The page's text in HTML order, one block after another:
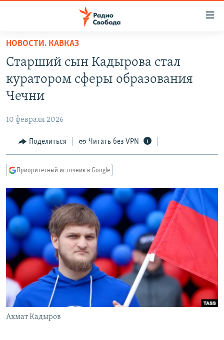
упрощенного
доступа
основному
Вернутся
Вернутся
поиску
ПОДКАСТЫ
АВТОРСКИЕ ПРОЕКТЫ
МНЕНИЯ
КУЛЬТУРА
КАВКАЗ.РЕАЛИИ
СЕВЕР.РЕАЛИИ
СИБИРЬ.РЕАЛИИ
РАСПИСАНИЕ ВЕЩАНИЯ
ПОДПИШИТЕСЬ НА РАССЫЛКУ
СОЦИАЛЬНЫЕ СЕТИ
НОВОСТИ. КАВКАЗ
Старший сын Кадырова стал
куратором сферы образования
Чечни
10 февраля 2026
Поделиться Читать без VPN
Приоритетный источник в Google
Ахмат Кадыров